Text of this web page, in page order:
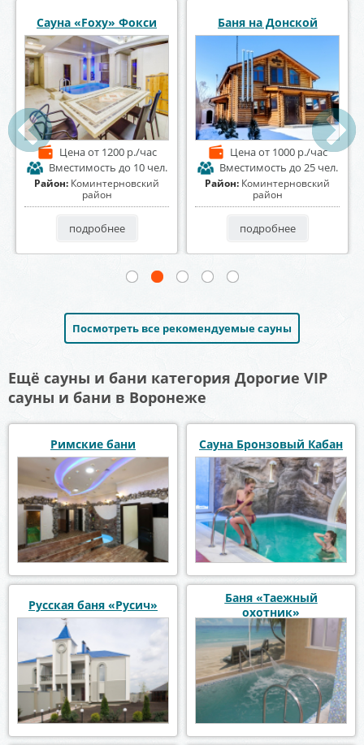
СПА комплекс СолеМио
Ценаот 2500 р./час
Вместимость до 20 чел.
Район:Центральный район
подробнее
Баня на Алексеевского
Ценаот 1400 р./час
Вместимостьдо 7 чел.
Район:Центральный район
подробнее
Посмотреть все рекомендуемые сауны
Ещё сауны и бани категория Дорогие VIP
сауны и бани в Воронеже
Римские бани Сауна Бронзовый Кабан
Русская баня «Русич»
Баня «Таежный
охотник»